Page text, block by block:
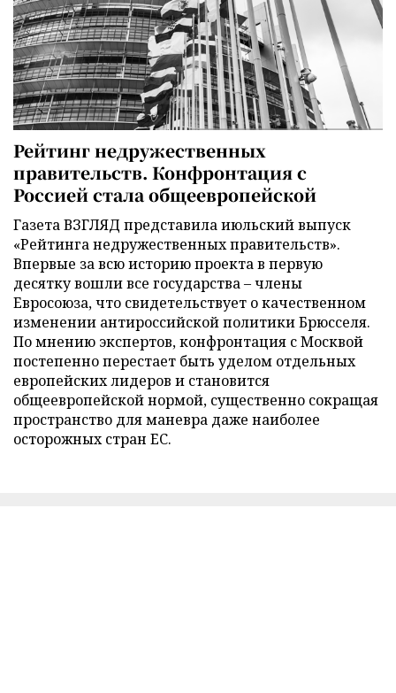
Рейтинг недружественных
правительств. Конфронтация с
Россией стала общеевропейской
Газета ВЗГЛЯД представила июльский выпуск
«Рейтинга недружественных правительств».
Впервые за всю историю проекта в первую
десятку вошли все государства – члены
Евросоюза, что свидетельствует о качественном
изменении антироссийской политики Брюсселя.
По мнению экспертов, конфронтация с Москвой
постепенно перестает быть уделом отдельных
европейских лидеров и становится
общеевропейской нормой, существенно сокращая
пространство для маневра даже наиболее
осторожных стран ЕС.